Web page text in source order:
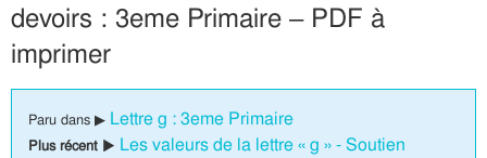
devoirs : 3eme Primaire – PDF à
imprimer
Paru dans ▶ Lettre g : 3eme Primaire
Plus récent ▶ Les valeurs de la lettre « g » - Soutien